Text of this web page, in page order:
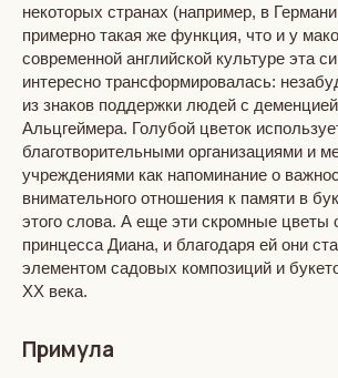
некоторых странах (например, в
примерно такая же функция, что и у
современной английской культуре эта
интересно трансформировалась:
из знаков поддержки людей с
Альцгеймера. Голубой цветок
благотворительными организациями и
учреждениями как напоминание о
внимательного отношения к памяти в
этого слова. А еще эти скромные цветы
принцесса Диана, и благодаря ей они
элементом садовых композиций и
XX века.
Примула